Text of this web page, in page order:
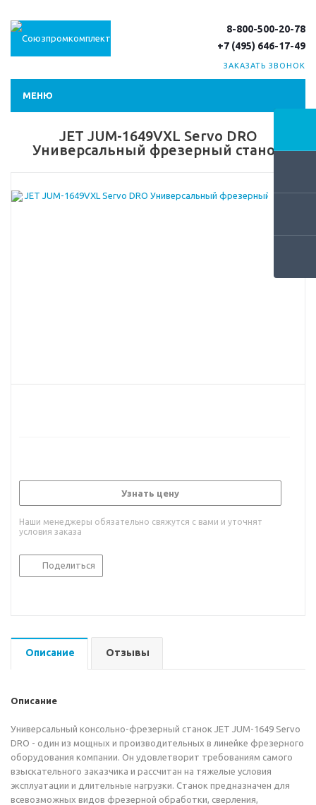
8-800-500-20-78
+7 (495) 646-17-49
ЗАКАЗАТЬ ЗВОНОК
МЕНЮ
JET JUM-1649VXL Servo DRO
Универсальный фрезерный станок
Узнать цену
Наши менеджеры обязательно свяжутся с вами и уточнят
условия заказа
Поделиться
Описание Отзывы
Описание
Универсальный консольно-фрезерный станок JET JUM-1649 Servo
DRO - один из мощных и производительных в линейке фрезерного
оборудования компании. Он удовлетворит требованиям самого
взыскательного заказчика и рассчитан на тяжелые условия
эксплуатации и длительные нагрузки. Станок предназначен для
всевозможных видов фрезерной обработки, сверления,